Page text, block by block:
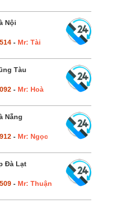
Nội
- Mr: Tài
Tàu
- Mr: Hoà
Nẵng
- Mr: Ngọc
Đà Lạt
- Mr: Thuận